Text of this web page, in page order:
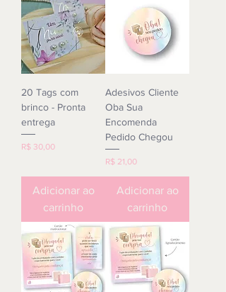
20 Tags com
brinco - Pronta
entrega
Preço
R$ 30,00
Adicionar ao
carrinho
Adesivos Cliente
Oba Sua
Encomenda
Pedido Chegou
Preço
R$ 21,00
Adicionar ao
carrinho